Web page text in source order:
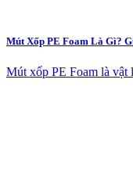
Mút Xốp PE Foam Là Gì?
Mút xốp PE Foam là vật